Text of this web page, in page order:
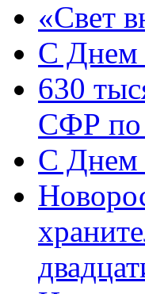
«Свет
C Днем
630
СФР по
C Днем